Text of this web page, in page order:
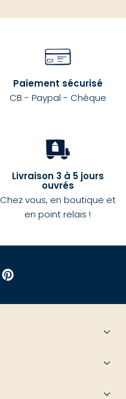
Paiement sécurisé
CB - Paypal - Chèque
Livraison 3 à 5 jours
ouvrés
Chez vous, en boutique et
en point relais !